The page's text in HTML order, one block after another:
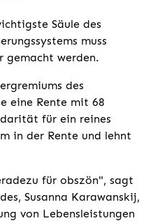
Säule des
muss
gemacht werden.
des
eine Rente mit 68
für ein reines
in der Rente und lehnt
für obszön", sagt
Susanna Karawanskij,
von Lebensleistungen